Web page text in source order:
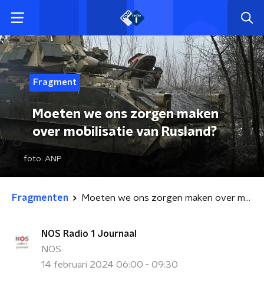
Fragment
Moeten we ons zorgen maken
over mobilisatie van Rusland?
foto: ANP
Fragmenten Moeten we ons zorgen maken over mobilisatie van Rusland?
NOS Radio 1 Journaal
NOS
14 februari 2024 06:00 - 09:30